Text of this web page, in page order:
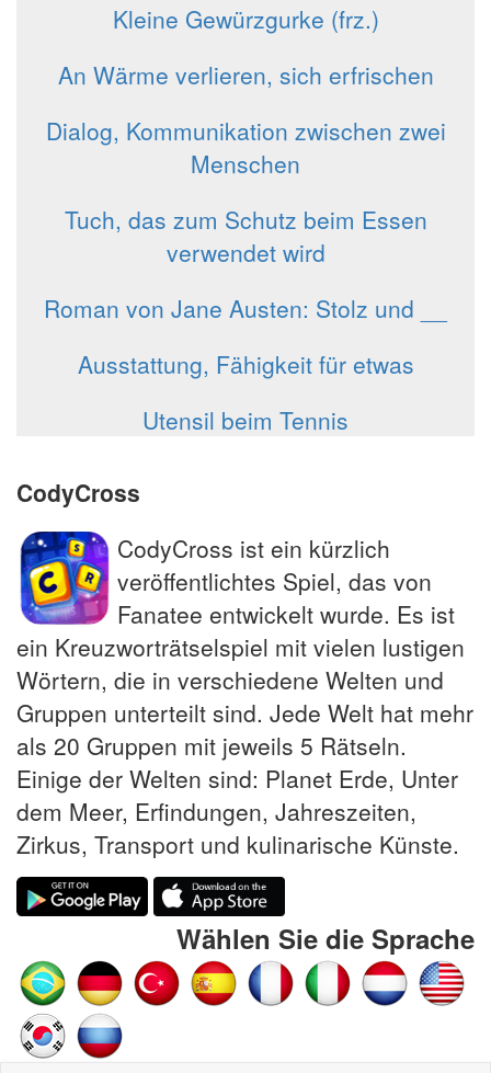
Kleine Gewürzgurke (frz.)
An Wärme verlieren, sich erfrischen
Dialog, Kommunikation zwischen zwei
Menschen
Tuch, das zum Schutz beim Essen
verwendet wird
Roman von Jane Austen: Stolz und __
Ausstattung, Fähigkeit für etwas
Utensil beim Tennis
CodyCross
CodyCross ist ein kürzlich
veröffentlichtes Spiel, das von
Fanatee entwickelt wurde. Es ist
ein Kreuzworträtselspiel mit vielen lustigen
Wörtern, die in verschiedene Welten und
Gruppen unterteilt sind. Jede Welt hat mehr
als 20 Gruppen mit jeweils 5 Rätseln.
Einige der Welten sind: Planet Erde, Unter
dem Meer, Erfindungen, Jahreszeiten,
Zirkus, Transport und kulinarische Künste.
Wählen Sie die Sprache